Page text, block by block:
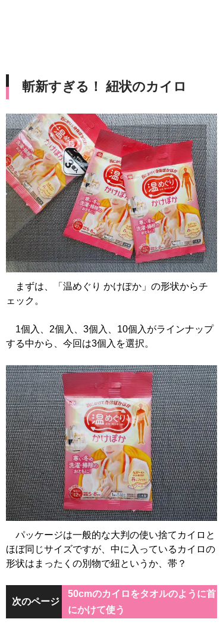
斬新すぎる！ 紐状のカイロ
まずは、「温めぐり かけぽか」の形状からチ
ェック。
1個入、2個入、3個入、10個入がラインナップ
する中から、今回は3個入を選択。
パッケージは一般的な大判の使い捨てカイロと
ほぼ同じサイズですが、中に入っているカイロの
形状はまったくの別物で紐というか、帯？
次のページ
50cmのカイロをタオルのように首
にかけて使う